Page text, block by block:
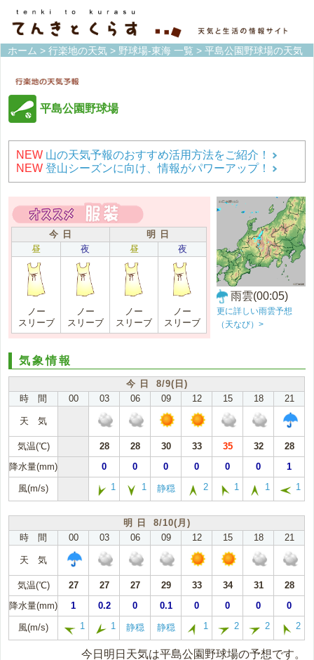
ホーム > 行楽地の天気 > 野球場-東海 一覧 > 平島公園野球場の天気
平島公園野球場
NEW 山の天気予報のおすすめ活用方法をご紹介！
NEW 登山シーズンに向け、情報がパワーアップ！
今 日
明 日
昼
夜 昼 夜
ノー
スリーブ
ノー
スリーブ
ノー
スリーブ
ノー
スリーブ
雨雲(00:05)
更に詳しい雨雲予想
（天なび）>
気象情報
今 日 8/9(日)
時 間
00 03 06 09 12 15 18 21
天 気
気温(℃) 28 28 30 33 35 32
28
降水量(mm)
0 0 0 0 0 0 1
風(m/s) 1 1 静穏 2 1 1 1
明 日 8/10(月)
時 間
00 03 06 09 12 15 18 21
天 気
気温(℃) 27 27 27 29 33 34 31
28
降水量(mm)
1 0.2 0 0.1 0 0 0 0
風(m/s) 1 1 静穏 静穏 1 2 2 2
今日明日天気は平島公園野球場の予想です。